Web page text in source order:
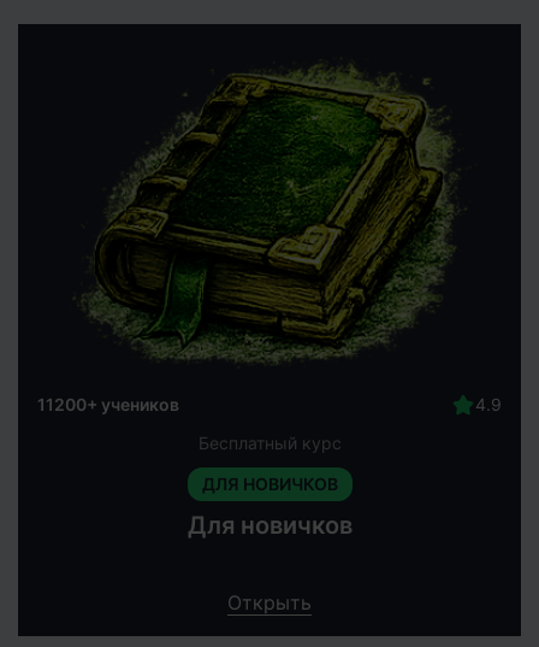
11200+ учеников
Бесплатный курс
ДЛЯ НОВИЧКОВ
Для новичков
Открыть